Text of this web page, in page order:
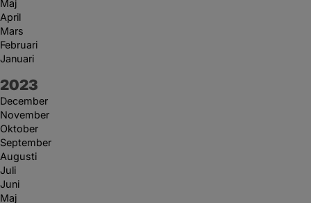
Maj
April
Mars
Februari
Januari
År:
2023
December
November
Oktober
September
Augusti
Juli
Juni
Maj